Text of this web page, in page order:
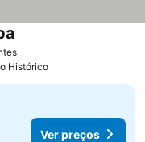
Histórico
Ver preços